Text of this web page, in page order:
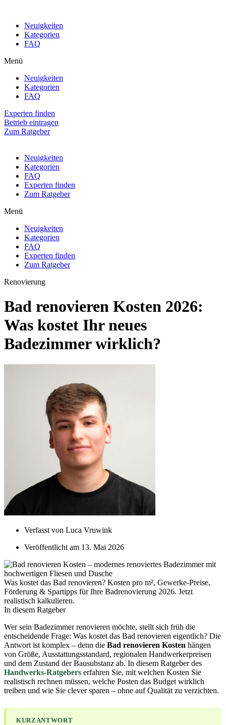
Neuigkeiten
Kategorien
FAQ
Menü
Neuigkeiten
Kategorien
FAQ
Experten finden
Betrieb eintragen
Zum Ratgeber
Neuigkeiten
Kategorien
FAQ
Experten finden
Zum Ratgeber
Menü
Neuigkeiten
Kategorien
FAQ
Experten finden
Zum Ratgeber
Renovierung
Bad renovieren Kosten 2026:
Was kostet Ihr neues
Badezimmer wirklich?
Verfasst von Luca Vruwink
Veröffentlicht am 13. Mai 2026
Was kostet das Bad renovieren? Kosten pro m², Gewerke-Preise,
Förderung & Spartipps für Ihre Badrenovierung 2026. Jetzt
realistisch kalkulieren.
In diesem Ratgeber
Wer sein Badezimmer renovieren möchte, stellt sich früh die
entscheidende Frage: Was kostet das Bad renovieren eigentlich? Die
Antwort ist komplex – denn die Bad renovieren Kosten hängen
von Größe, Ausstattungsstandard, regionalen Handwerkerpreisen
und dem Zustand der Bausubstanz ab. In diesem Ratgeber des
Handwerks-Ratgebers erfahren Sie, mit welchen Kosten Sie
realistisch rechnen müssen, welche Posten das Budget wirklich
treiben und wie Sie clever sparen – ohne auf Qualität zu verzichten.
KURZANTWORT